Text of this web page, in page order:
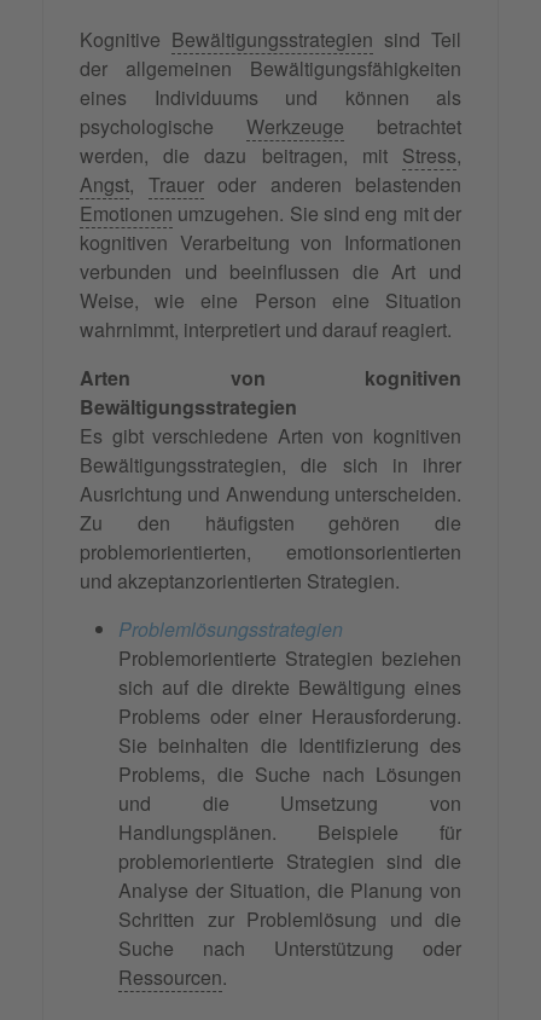
Kognitive Bewältigungsstrategien sind Teil
der allgemeinen Bewältigungsfähigkeiten
eines Individuums und können als
psychologische Werkzeuge betrachtet
werden, die dazu beitragen, mit Stress,
Angst, Traueroder anderen belastenden
Emotionen umzugehen. Sie sind eng mit der
kognitiven Verarbeitung von Informationen
verbunden und beeinflussen die Art und
Weise, wie eine Person eine Situation
wahrnimmt, interpretiert und darauf reagiert.
Arten von kognitiven
Bewältigungsstrategien
Es gibt verschiedene Arten von kognitiven
Bewältigungsstrategien, die sich in ihrer
Ausrichtung und Anwendung unterscheiden.
Zu den häufigsten gehören die
problemorientierten, emotionsorientierten
und akzeptanzorientierten Strategien.
Problemlösungsstrategien
Problemorientierte Strategien beziehen
sich auf die direkte Bewältigung eines
Problems oder einer Herausforderung.
Sie beinhalten die Identifizierung des
Problems, die Suche nach Lösungen
und die Umsetzung von
Handlungsplänen. Beispiele für
problemorientierte Strategien sind die
Analyse der Situation, die Planung von
Schritten zur Problemlösung und die
Suche nach Unterstützung oder
Ressourcen.